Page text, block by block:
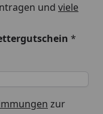
und viele
*
zur